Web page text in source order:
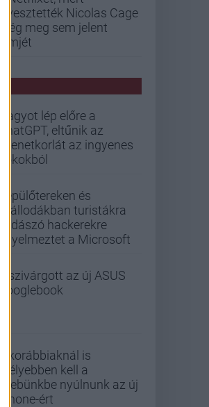
elvesztették Nicolas Cage
még meg sem jelent
filmjét
Nagyot lép előre a
ChatGPT, eltűnik az
üzenetkorlát az ingyenes
fiókokból
Repülőtereken és
szállodákban turistákra
vadászó hackerekre
figyelmeztet a Microsoft
Kiszivárgott az új ASUS
Googlebook
A korábbiaknál is
mélyebben kell a
zsebünkbe nyúlnunk az új
iPhone-ért